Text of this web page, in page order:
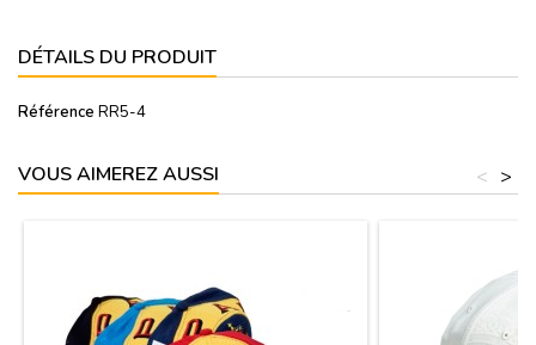
DÉTAILS DU PRODUIT
Référence RR5-4
VOUS AIMEREZ AUSSI >
<